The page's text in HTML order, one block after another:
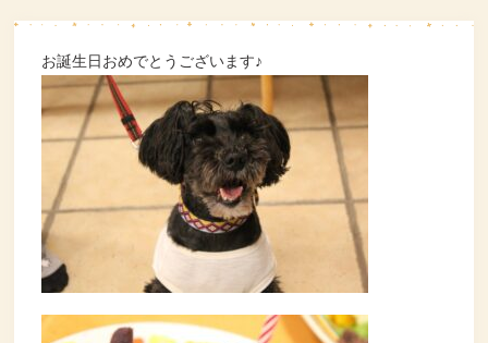
お誕生日おめでとうございます♪